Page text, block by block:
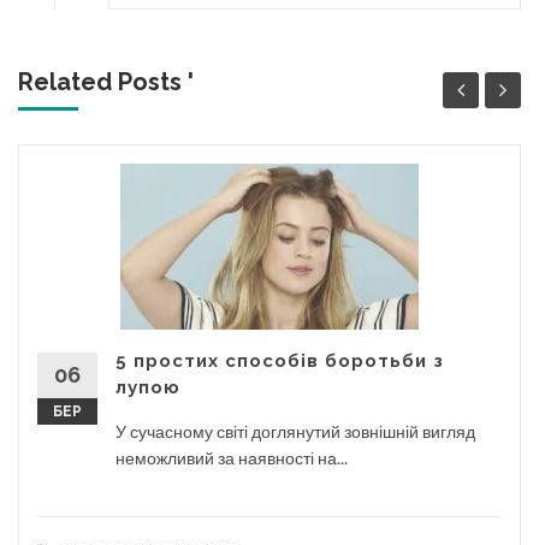
Related Posts '
06
БЕР
5 простих способів боротьби з
лупою
У сучасному світі доглянутий зовнішній вигляд
неможливий за наявності на...